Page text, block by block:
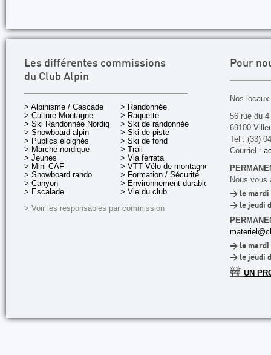
Les différentes commissions
du Club Alpin
> Alpinisme / Cascade
> Culture Montagne
> Ski Randonnée Nordique
> Snowboard alpin
> Publics éloignés
> Marche nordique
> Jeunes
> Mini CAF
> Snowboard rando
> Canyon
> Escalade
> Randonnée
> Raquette
> Ski de randonnée
> Ski de piste
> Ski de fond
> Trail
> Via ferrata
> VTT Vélo de montagne
> Formation / Sécurité
> Environnement durable
> Vie du club
> Voir les responsables par commission
Pour
Nos
56 rue du
69100
Tel : (33)
Courriel :
Nous vous
> le mardi
> le jeudi
> le mardi
> le jeudi
🚧 UN